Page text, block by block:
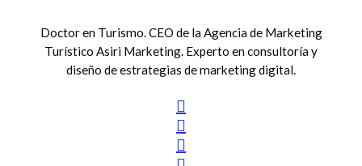
Doctor en Turismo. CEO de la Agencia de Marketing
Turístico Asiri Marketing. Experto en consultoría y
diseño de estrategias de marketing digital.